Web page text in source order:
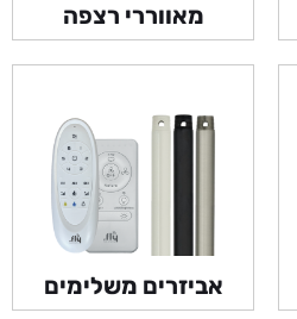
מאווררי רצפה
אביזרים משלימים